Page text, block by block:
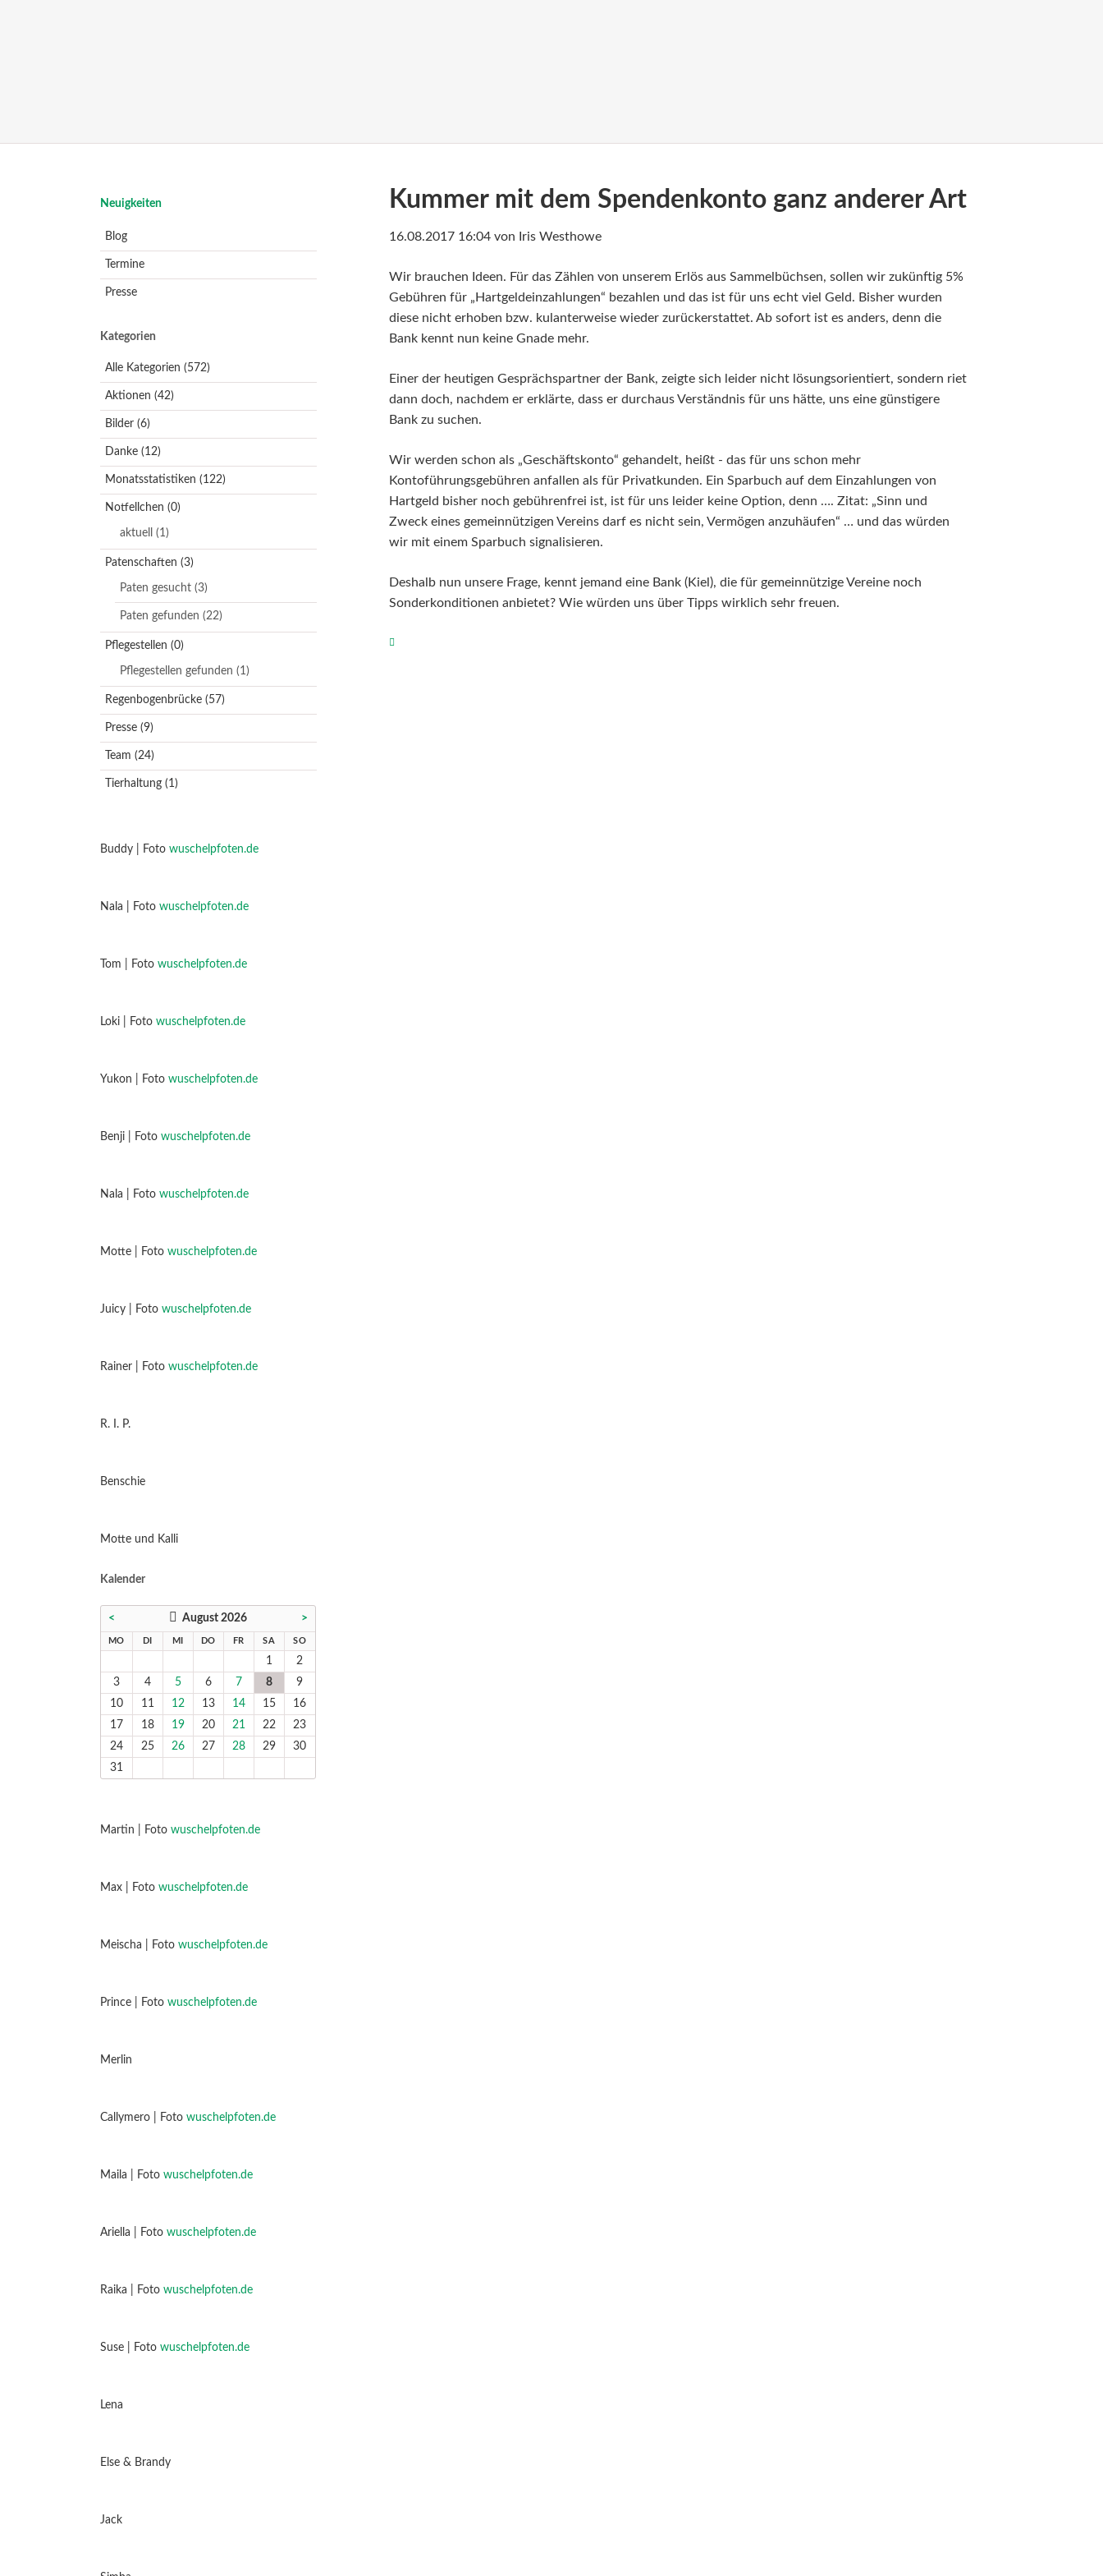
Kummer mit dem Spendenkonto ganz anderer Art
16.08.2017 16:04 von Iris Westhowe
Wir brauchen Ideen. Für das Zählen von unserem Erlös aus Sammelbüchsen, sollen wir zukünftig 5%
Gebühren für „Hartgeldeinzahlungen“ bezahlen und das ist für uns echt viel Geld. Bisher wurden
diese nicht erhoben bzw. kulanterweise wieder zurückerstattet. Ab sofort ist es anders, denn die
Bank kennt nun keine Gnade mehr.
Einer der heutigen Gesprächspartner der Bank, zeigte sich leider nicht lösungsorientiert, sondern riet
dann doch, nachdem er erklärte, dass er durchaus Verständnis für uns hätte, uns eine günstigere
Bank zu suchen.
Wir werden schon als „Geschäftskonto“ gehandelt, heißt - das für uns schon mehr
Kontoführungsgebühren anfallen als für Privatkunden. Ein Sparbuch auf dem Einzahlungen von
Hartgeld bisher noch gebührenfrei ist, ist für uns leider keine Option, denn …. Zitat: „Sinn und
Zweck eines gemeinnützigen Vereins darf es nicht sein, Vermögen anzuhäufen“ … und das würden
wir mit einem Sparbuch signalisieren.
Deshalb nun unsere Frage, kennt jemand eine Bank (Kiel), die für gemeinnützige Vereine noch
Sonderkonditionen anbietet? Wie würden uns über Tipps wirklich sehr freuen.
Navigation
Neuigkeiten
Blog
Termine
Presse
Kategorien
Alle Kategorien (572)
Aktionen (42)
Bilder (6)
Danke (12)
Monatsstatistiken (122)
Notfellchen (0)
aktuell (1)
Patenschaften (3)
Paten gesucht (3)
Paten gefunden (22)
Pflegestellen (0)
Pflegestellen gefunden (1)
Regenbogenbrücke (57)
Presse (9)
Team (24)
Tierhaltung (1)
Buddy | Foto wuschelpfoten.de
Nala | Foto wuschelpfoten.de
Tom | Foto wuschelpfoten.de
Loki | Foto wuschelpfoten.de
Yukon | Foto wuschelpfoten.de
Benji | Foto wuschelpfoten.de
Nala | Foto wuschelpfoten.de
Motte | Foto wuschelpfoten.de
Juicy | Foto wuschelpfoten.de
Rainer | Foto wuschelpfoten.de
R. I. P.
Benschie
Motte und Kalli
Kalender
< August 2026 >
MO NTAGDI ENSTAG
MI TTWOCH
DO NNERSTAG
FR EITAG
SA MSTAG
SONNTAG
1
2
3
4 5 6 7 8
9
10
11 12 13 14 15
16
17
18 19 20 21 22
23
24
25 26 27 28 29
30
31
Martin | Foto wuschelpfoten.de
Max | Foto wuschelpfoten.de
Meischa | Foto wuschelpfoten.de
Prince | Foto wuschelpfoten.de
Merlin
Callymero | Foto wuschelpfoten.de
Maila | Foto wuschelpfoten.de
Ariella | Foto wuschelpfoten.de
Raika | Foto wuschelpfoten.de
Suse | Foto wuschelpfoten.de
Lena
Else & Brandy
Jack